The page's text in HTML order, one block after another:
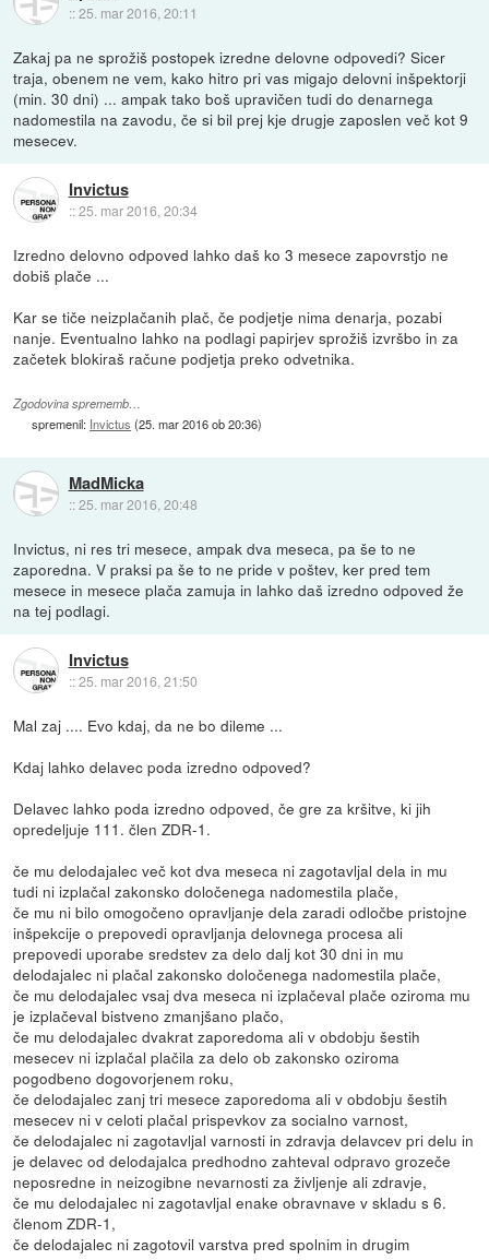
::25. mar 2016, 20:11
Zakaj pa ne sprožiš postopek izredne delovne odpovedi? Sicer
traja, obenem ne vem, kako hitro pri vas migajo delovni inšpektorji
(min. 30 dni) ... ampak tako boš upravičen tudi do denarnega
nadomestila na zavodu, če si bil prej kje drugje zaposlen več kot 9
mesecev.
Invictus
::25. mar 2016, 20:34
Izredno delovno odpoved lahko daš ko 3 mesece zapovrstjo ne
dobiš plače ...
Kar se tiče neizplačanih plač, če podjetje nima denarja, pozabi
nanje. Eventualno lahko na podlagi papirjev sprožiš izvršbo in za
začetek blokiraš račune podjetja preko odvetnika.
Zgodovina sprememb…
spremenil: Invictus (25. mar 2016 ob 20:36)
MadMicka
::25. mar 2016, 20:48
Invictus, ni res tri mesece, ampak dva meseca, pa še to ne
zaporedna. V praksi pa še to ne pride v poštev, ker pred tem
mesece in mesece plača zamuja in lahko daš izredno odpoved že
na tej podlagi.
Invictus
::25. mar 2016, 21:50
Mal zaj .... Evo kdaj, da ne bo dileme ...
Kdaj lahko delavec poda izredno odpoved?
Delavec lahko poda izredno odpoved, če gre za kršitve, ki jih
opredeljuje 111. člen ZDR-1.
če mu delodajalec več kot dva meseca ni zagotavljal dela in mu
tudi ni izplačal zakonsko določenega nadomestila plače,
če mu ni bilo omogočeno opravljanje dela zaradi odločbe pristojne
inšpekcije o prepovedi opravljanja delovnega procesa ali
prepovedi uporabe sredstev za delo dalj kot 30 dni in mu
delodajalec ni plačal zakonsko določenega nadomestila plače,
če mu delodajalec vsaj dva meseca ni izplačeval plače oziroma mu
je izplačeval bistveno zmanjšano plačo,
če mu delodajalec dvakrat zaporedoma ali v obdobju šestih
mesecev ni izplačal plačila za delo ob zakonsko oziroma
pogodbeno dogovorjenem roku,
če delodajalec zanj tri mesece zaporedoma ali v obdobju šestih
mesecev ni v celoti plačal prispevkov za socialno varnost,
če delodajalec ni zagotavljal varnosti in zdravja delavcev pri delu in
je delavec od delodajalca predhodno zahteval odpravo grozeče
neposredne in neizogibne nevarnosti za življenje ali zdravje,
če mu delodajalec ni zagotavljal enake obravnave v skladu s 6.
členom ZDR-1,
če delodajalec ni zagotovil varstva pred spolnim in drugim